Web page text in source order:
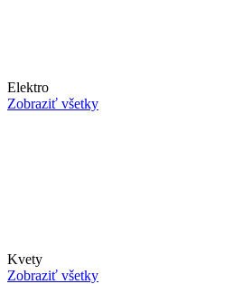
Elektro
Zobraziť všetky
Kvety
Zobraziť všetky